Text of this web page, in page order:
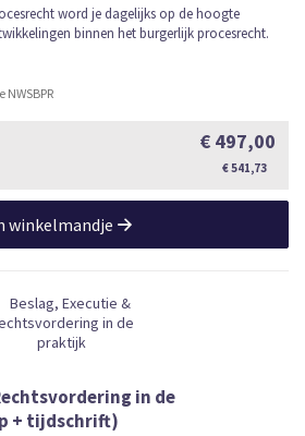
word je dagelijks op de hoogte
binnen het burgerlijk procesrecht.
NWSBPR
€ 497,00
€ 541,73
winkelmandje
in de
+ tijdschrift)